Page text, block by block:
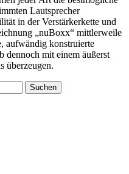
Lautsprecher
in der Verstärkerkette und
„nuBoxx“ mittlerweile
aufwändig konstruierte
dennoch mit einem äußerst
überzeugen.